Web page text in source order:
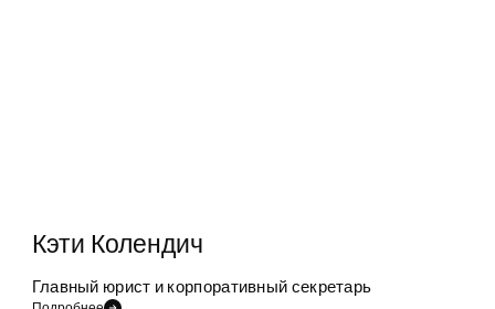
Кэти Колендич
Главный юрист и корпоративный секретарь